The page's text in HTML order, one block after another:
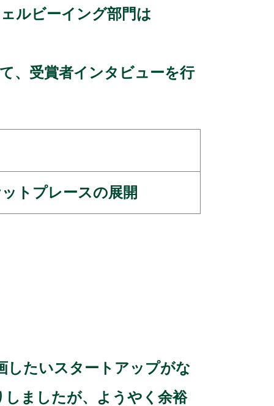
ルビーイング部門は
、受賞者インタビューを行
トプレースの展開
したいスタートアップがな
ましたが、ようやく余裕